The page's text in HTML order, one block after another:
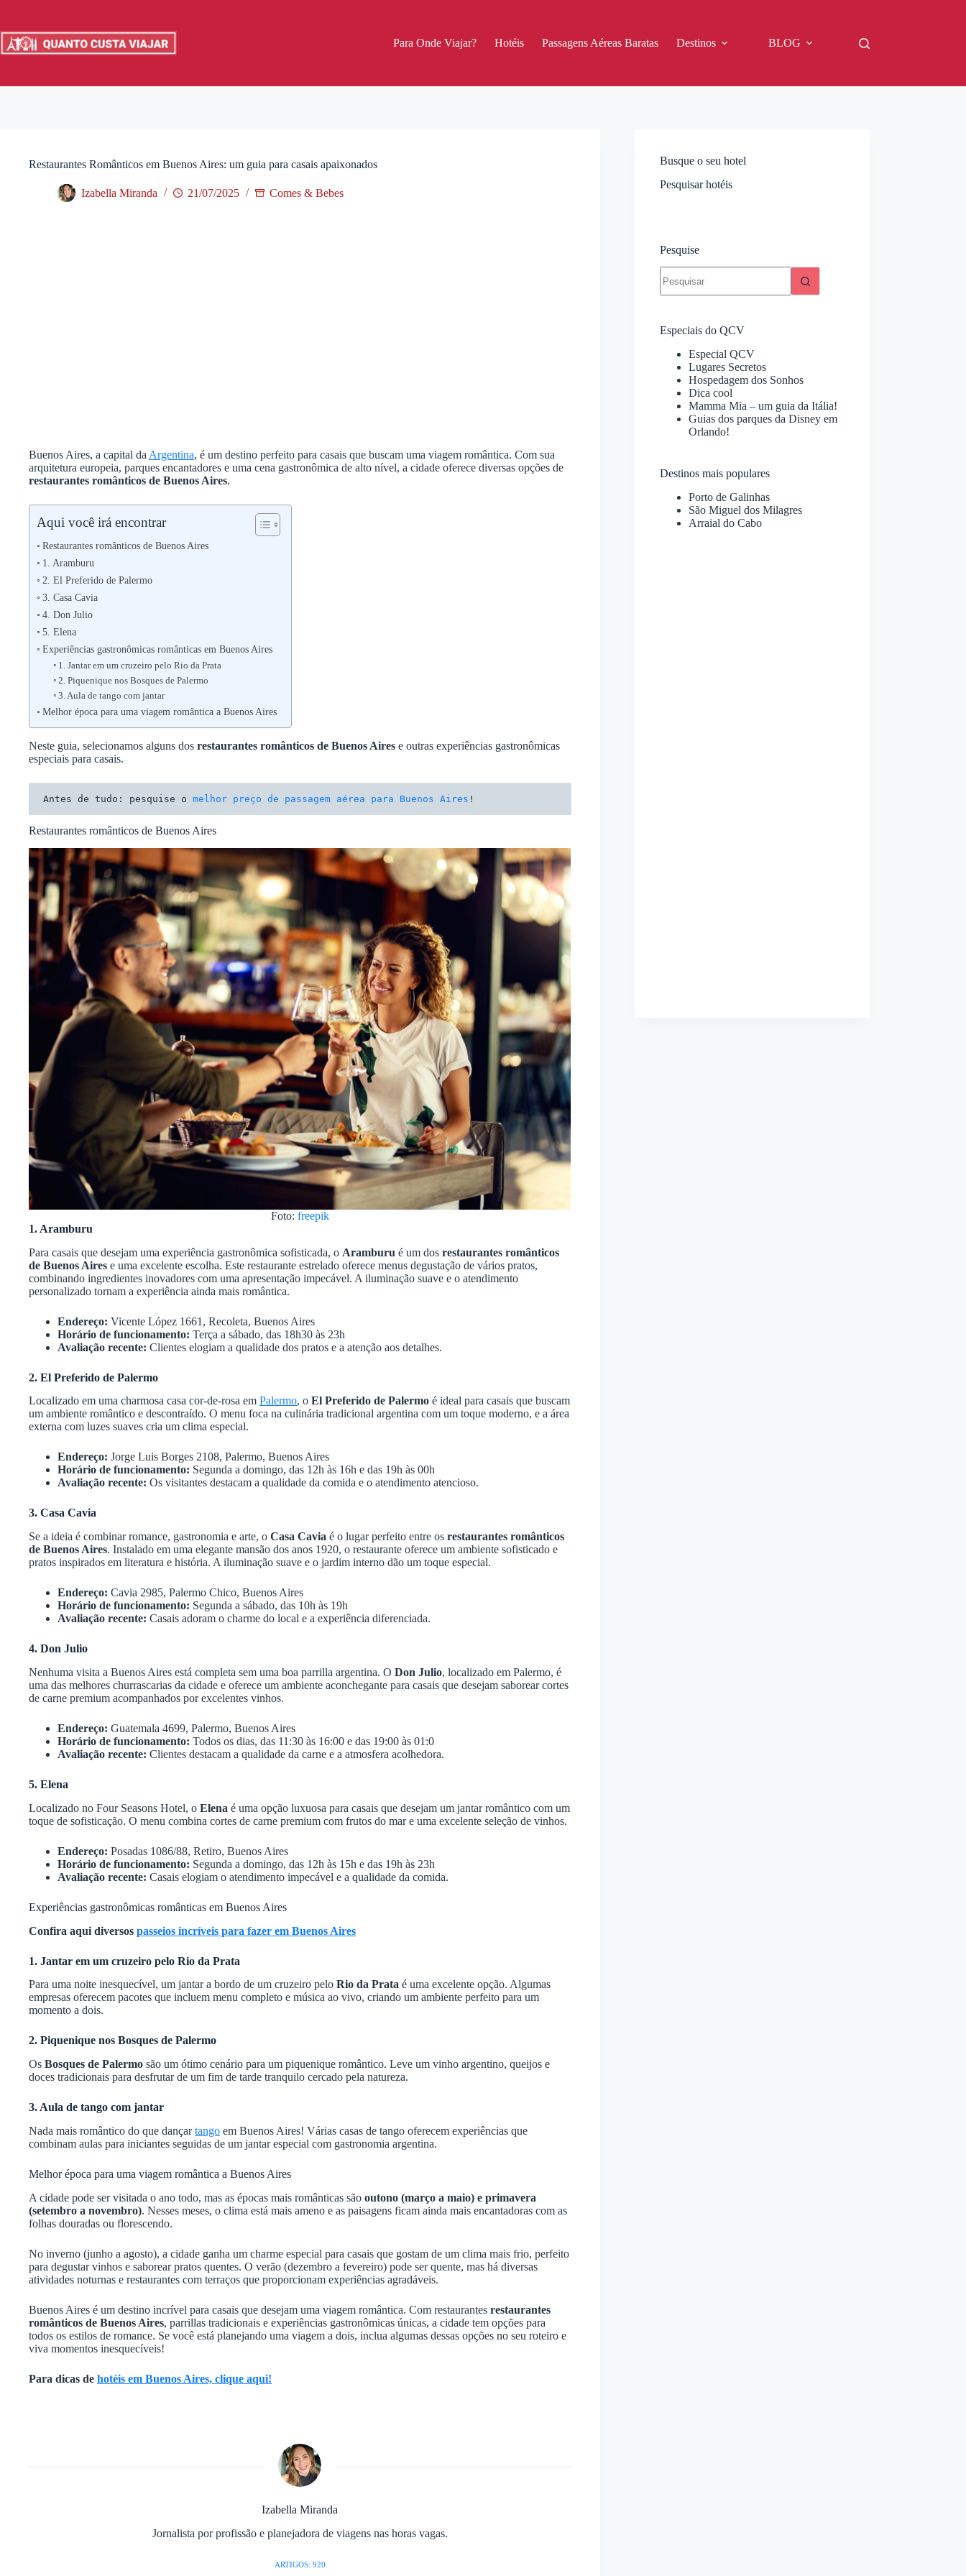
o
conteúdo
Para Onde Viajar? Hotéis Passagens Aéreas Baratas Destinos BLOG
Restaurantes Românticos em Buenos Aires: um guia para casais apaixonados
Izabella Miranda 21/07/2025 Comes & Bebes
Buenos Aires, a capital da Argentina, é um destino perfeito para casais que buscam uma viagem romântica. Com sua
arquitetura europeia, parques encantadores e uma cena gastronômica de alto nível, a cidade oferece diversas opções de
restaurantes românticos de Buenos Aires.
Aqui você irá encontrar
Restaurantes românticos de Buenos Aires
1. Aramburu
2. El Preferido de Palermo
3. Casa Cavia
4. Don Julio
5. Elena
Experiências gastronômicas românticas em Buenos Aires
1. Jantar em um cruzeiro pelo Rio da Prata
2. Piquenique nos Bosques de Palermo
3. Aula de tango com jantar
Melhor época para uma viagem romântica a Buenos Aires
Neste guia, selecionamos alguns dos restaurantes românticos de Buenos Aires e outras experiências gastronômicas
especiais para casais.
Antes de tudo: pesquise o melhor preço de passagem aérea para Buenos Aires !
Restaurantes românticos de Buenos Aires
Foto: freepik
1. Aramburu
Para casais que desejam uma experiência gastronômica sofisticada, o Aramburu é um dos restaurantes românticos
de Buenos Aires e uma excelente escolha. Este restaurante estrelado oferece menus degustação de vários pratos,
combinando ingredientes inovadores com uma apresentação impecável. A iluminação suave e o atendimento
personalizado tornam a experiência ainda mais romântica.
Endereço: Vicente López 1661, Recoleta, Buenos Aires
Horário de funcionamento: Terça a sábado, das 18h30 às 23h
Avaliação recente: Clientes elogiam a qualidade dos pratos e a atenção aos detalhes.
2. El Preferido de Palermo
Localizado em uma charmosa casa cor-de-rosa em Palermo, o El Preferido de Palermo é ideal para casais que buscam
um ambiente romântico e descontraído. O menu foca na culinária tradicional argentina com um toque moderno, e a área
externa com luzes suaves cria um clima especial.
Endereço: Jorge Luis Borges 2108, Palermo, Buenos Aires
Horário de funcionamento: Segunda a domingo, das 12h às 16h e das 19h às 00h
Avaliação recente: Os visitantes destacam a qualidade da comida e o atendimento atencioso.
3. Casa Cavia
Se a ideia é combinar romance, gastronomia e arte, o Casa Cavia é o lugar perfeito entre os restaurantes românticos
de Buenos Aires. Instalado em uma elegante mansão dos anos 1920, o restaurante oferece um ambiente sofisticado e
pratos inspirados em literatura e história. A iluminação suave e o jardim interno dão um toque especial.
Endereço: Cavia 2985, Palermo Chico, Buenos Aires
Horário de funcionamento: Segunda a sábado, das 10h às 19h
Avaliação recente: Casais adoram o charme do local e a experiência diferenciada.
4. Don Julio
Nenhuma visita a Buenos Aires está completa sem uma boa parrilla argentina. O Don Julio, localizado em Palermo, é
uma das melhores churrascarias da cidade e oferece um ambiente aconchegante para casais que desejam saborear cortes
de carne premium acompanhados por excelentes vinhos.
Endereço: Guatemala 4699, Palermo, Buenos Aires
Horário de funcionamento: Todos os dias, das 11:30 às 16:00 e das 19:00 às 01:0
Avaliação recente: Clientes destacam a qualidade da carne e a atmosfera acolhedora.
5. Elena
Localizado no Four Seasons Hotel, o Elena é uma opção luxuosa para casais que desejam um jantar romântico com um
toque de sofisticação. O menu combina cortes de carne premium com frutos do mar e uma excelente seleção de vinhos.
Endereço: Posadas 1086/88, Retiro, Buenos Aires
Horário de funcionamento: Segunda a domingo, das 12h às 15h e das 19h às 23h
Avaliação recente: Casais elogiam o atendimento impecável e a qualidade da comida.
Experiências gastronômicas românticas em Buenos Aires
Confira aqui diversos passeios incríveis para fazer em Buenos Aires
1. Jantar em um cruzeiro pelo Rio da Prata
Para uma noite inesquecível, um jantar a bordo de um cruzeiro pelo Rio da Prata é uma excelente opção. Algumas
empresas oferecem pacotes que incluem menu completo e música ao vivo, criando um ambiente perfeito para um
momento a dois.
2. Piquenique nos Bosques de Palermo
Os Bosques de Palermo são um ótimo cenário para um piquenique romântico. Leve um vinho argentino, queijos e
doces tradicionais para desfrutar de um fim de tarde tranquilo cercado pela natureza.
3. Aula de tango com jantar
Nada mais romântico do que dançartango em Buenos Aires! Várias casas de tango oferecem experiências que
combinam aulas para iniciantes seguidas de um jantar especial com gastronomia argentina.
Melhor época para uma viagem romântica a Buenos Aires
A cidade pode ser visitada o ano todo, mas as épocas mais românticas são outono (março a maio) e primavera
(setembro a novembro). Nesses meses, o clima está mais ameno e as paisagens ficam ainda mais encantadoras com as
folhas douradas ou florescendo.
No inverno (junho a agosto), a cidade ganha um charme especial para casais que gostam de um clima mais frio, perfeito
para degustar vinhos e saborear pratos quentes. O verão (dezembro a fevereiro) pode ser quente, mas há diversas
atividades noturnas e restaurantes com terraços que proporcionam experiências agradáveis.
Buenos Aires é um destino incrível para casais que desejam uma viagem romântica. Com restaurantes restaurantes
românticos de Buenos Aires, parrillas tradicionais e experiências gastronômicas únicas, a cidade tem opções para
todos os estilos de romance. Se você está planejando uma viagem a dois, inclua algumas dessas opções no seu roteiro e
viva momentos inesquecíveis!
Para dicas de hotéis em Buenos Aires, clique aqui!
Izabella Miranda
Jornalista por profissão e planejadora de viagens nas horas vagas.
ARTIGOS: 920
Busque o seu hotel
Pesquisar hotéis
Pesquise
resultados
Especiais do QCV
Especial QCV
Lugares Secretos
Hospedagem dos Sonhos
Dica cool
Mamma Mia – um guia da Itália!
Guias dos parques da Disney em
Orlando!
Destinos mais populares
Porto de Galinhas
São Miguel dos Milagres
Arraial do Cabo